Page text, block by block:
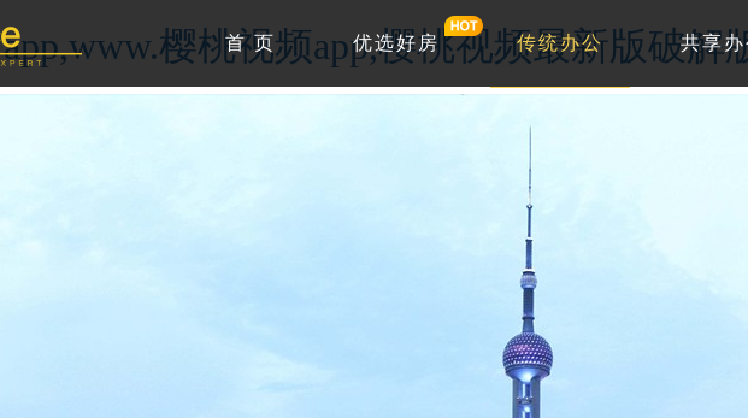
樱桃视频app,樱桃视频最新版破解
首 页 优选好房 传统办公 共享